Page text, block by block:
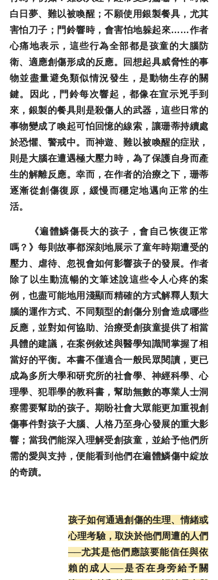
白日夢、難以被喚醒；不願使用銀製餐具，尤其
害怕刀子；門鈴響時，會害怕地躲起來……作者
心痛地表示，這些行為全部都是孩童的大腦防
衛、適應創傷形成的反應。回想起具威脅性的事
物並盡量避免類似情況發生，是動物生存的關
鍵。因此，門鈴每次響起，都像在宣示兇手到
來，銀製的餐具則是殺傷人的武器，這些日常的
事物變成了喚起可怕回憶的線索，讓珊蒂持續處
於恐懼、警戒中。而神遊、難以被喚醒的症狀，
則是大腦在遭遇極大壓力時，為了保護自身而產
生的解離反應。幸而，在作者的治療之下，珊蒂
逐漸從創傷復原，緩慢而穩定地邁向正常的生
活。
《遍體鱗傷長大的孩子，會自己恢復正常
嗎？》每則故事都深刻地展示了童年時期遭受的
壓力、虐待、忽視會如何影響孩子的發展。作者
除了以生動流暢的文筆述說這些令人心疼的案
例，也盡可能地用淺顯而精確的方式解釋人類大
腦的運作方式、不同類型的創傷分別會造成哪些
反應，並對如何協助、治療受創孩童提供了相當
具體的建議，在案例敘述與醫學知識間掌握了相
當好的平衡。本書不僅適合一般民眾閱讀，更已
成為多所大學和研究所的社會學、神經科學、心
理學、犯罪學的教科書，幫助無數的專業人士洞
察需要幫助的孩子。期盼社會大眾能更加重視創
傷事件對孩子大腦、人格乃至身心發展的重大影
響；當我們能深入理解受創孩童，並給予他們所
需的愛與支持，便能看到他們在遍體鱗傷中綻放
的奇蹟。
孩子如何通過創傷的生理、情緒或
心理考驗，取決於他們周遭的人們
──尤其是他們應該要能信任與依
賴的成人──是否在身旁給予關